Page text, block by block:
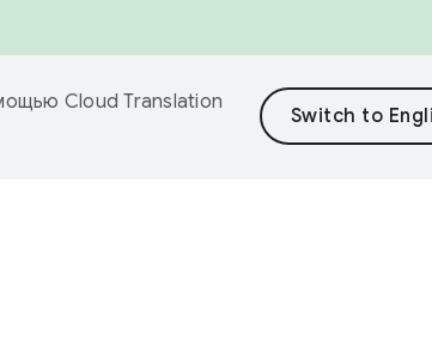
Cloud Translation